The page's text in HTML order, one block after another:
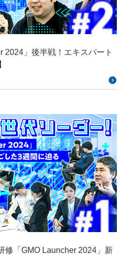
2024」後半戦！エキスパート
修「GMO Launcher 2024」新